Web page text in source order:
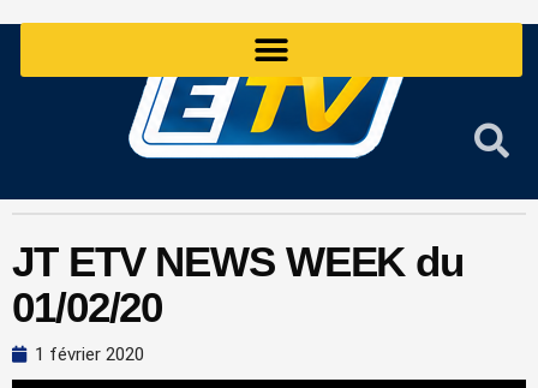
JT ETV NEWS WEEK du
01/02/20
1 février 2020